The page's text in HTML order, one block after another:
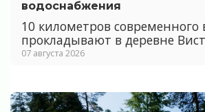
водоснабжения
10 километров современного
прокладывают в деревне
07 августа 2026